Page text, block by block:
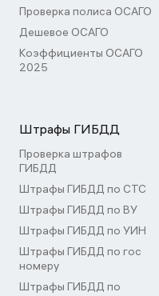
Проверка полиса ОСАГО
Дешевое ОСАГО
Коэффициенты ОСАГО
2025
Штрафы ГИБДД
Проверка штрафов
ГИБДД
Штрафы ГИБДД по СТС
Штрафы ГИБДД по ВУ
Штрафы ГИБДД по УИН
Штрафы ГИБДД по гос
номеру
Штрафы ГИБДД по